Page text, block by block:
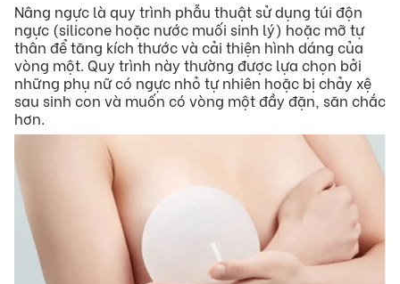
Loyalty Program
Dịch vụ nổi bật
Danh sách dịch vụ
Ưu đãi
Khách hàng thực tế
Hỗ trợ khách hàng
Tin Tức
Liên hệ
Nâng ngực là quy trình phẫu thuật sử dụng túi độn
ngực (silicone hoặc nước muối sinh lý) hoặc mỡ tự
thân để tăng kích thước và cải thiện hình dáng của
vòng một. Quy trình này thường được lựa chọn bởi
những phụ nữ có ngực nhỏ tự nhiên hoặc bị chảy xệ
sau sinh con và muốn có vòng một đầy đặn, săn chắc
hơn.